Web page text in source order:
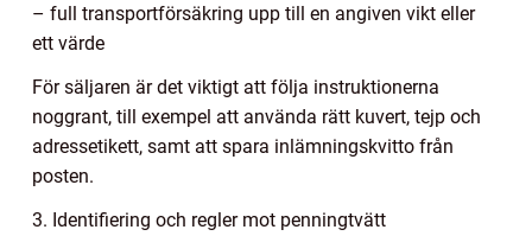
– full transportförsäkring upp till en angiven vikt eller
ett värde
För säljaren är det viktigt att följa instruktionerna
noggrant, till exempel att använda rätt kuvert, tejp och
adressetikett, samt att spara inlämningskvitto från
posten.
3. Identifiering och regler mot penningtvätt